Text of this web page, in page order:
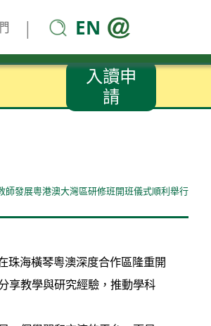
| EN
入讀申
請
發展粵港澳大灣區研修班開班儀式順利舉行
珠海橫琴粵澳深度合作區隆重開
享教學與研究經驗，推動學科